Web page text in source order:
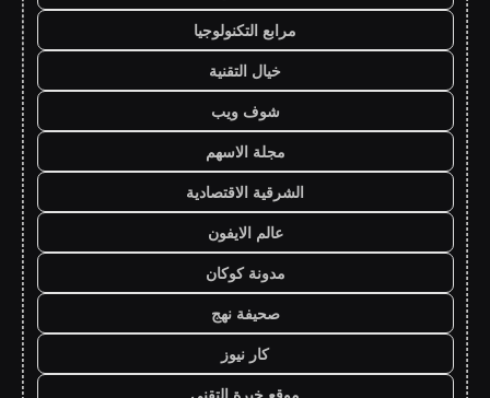
مرابع التكنولوجيا
خيال التقنية
شوف ويب
مجلة الاسهم
الشرقية الاقتصادية
عالم الايفون
مدونة كوكان
صحيفة نهج
كار نيوز